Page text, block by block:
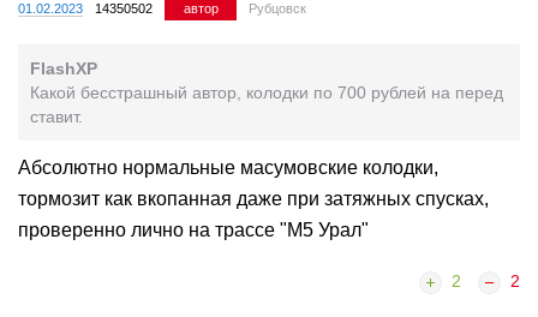
01.02.2023 14350502 автор Рубцовск
FlashXP
Какой бесстрашный автор, колодки по 700 рублей на перед
ставит.
Абсолютно нормальные масумовские колодки,
тормозит как вкопанная даже при затяжных спусках,
проверенно лично на трассе "M5 Урал"
2 2